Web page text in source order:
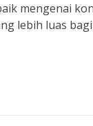
mengenai
lebih luas bagi